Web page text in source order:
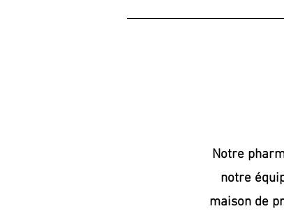
Notre
notre
maison de